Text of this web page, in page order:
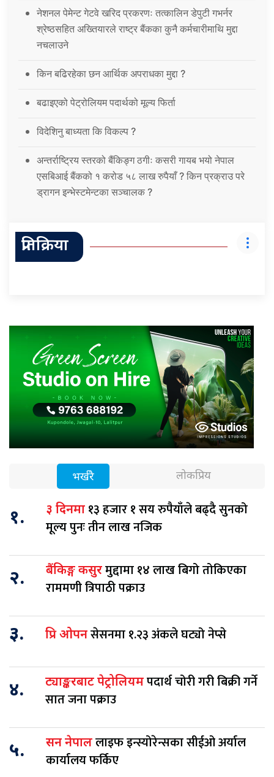
नेशनल पेमेन्ट गेटवे खरिद प्रकरणः तत्कालिन डेपुटी गभर्नर
श्रेष्ठसहित अख्तियारले राष्ट्र बैंकका कुनै कर्मचारीमाथि मुद्दा
नचलाउने
किन बढिरहेका छन आर्थिक अपराधका मुद्दा ?
बढाइएको पेट्रोलियम पदार्थको मूल्य फिर्ता
विदेशिनु बाध्यता कि विकल्प ?
अन्तर्राष्ट्रिय स्तरको बैंकिङ्ग ठगीः कसरी गायब भयो नेपाल
एसबिआई बैंकको १ करोड ५८ लाख रुपैयाँ ? किन प्रक्राउ परे
ड्रागन इन्भेस्टमेन्टका सञ्चालक ?
प्रतिक्रिया
भर्खरै लोकप्रिय
१. ३ दिनमा १३ हजार १ सय रुपैयाँले बढ्दै सुनको
मूल्य पुनः तीन लाख नजिक
२. बैंकिङ्ग कसुरमुद्दामा १४ लाख बिगो तोकिएका
राममणी त्रिपाठी पक्राउ
३. प्रि ओपनसेसनमा १.२३ अंकले घट्यो नेप्से
४. ट्याङ्करबाट पेट्रोलियमपदार्थ चोरी गरी बिक्री गर्ने
सात जना पक्राउ
५. सन नेपाललाइफ इन्स्योरेन्सका सीईओ अर्याल
कार्यालय फर्किए